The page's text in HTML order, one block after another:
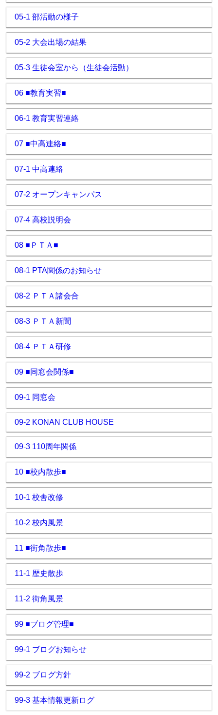
05-1 部活動の様子
05-2 大会出場の結果
05-3 生徒会室から（生徒会活動）
06 ■教育実習■
06-1 教育実習連絡
07 ■中高連絡■
07-1 中高連絡
07-2 オープンキャンパス
07-4 高校説明会
08 ■ＰＴＡ■
08-1 PTA関係のお知らせ
08-2 ＰＴＡ諸会合
08-3 ＰＴＡ新聞
08-4 ＰＴＡ研修
09 ■同窓会関係■
09-1 同窓会
09-2 KONAN CLUB HOUSE
09-3 110周年関係
10 ■校内散歩■
10-1 校舎改修
10-2 校内風景
11 ■街角散歩■
11-1 歴史散歩
11-2 街角風景
99 ■ブログ管理■
99-1 ブログお知らせ
99-2 ブログ方針
99-3 基本情報更新ログ